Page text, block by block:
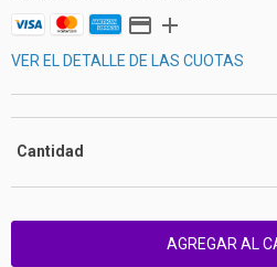
VER EL DETALLE DE LAS CUOTAS
Cantidad